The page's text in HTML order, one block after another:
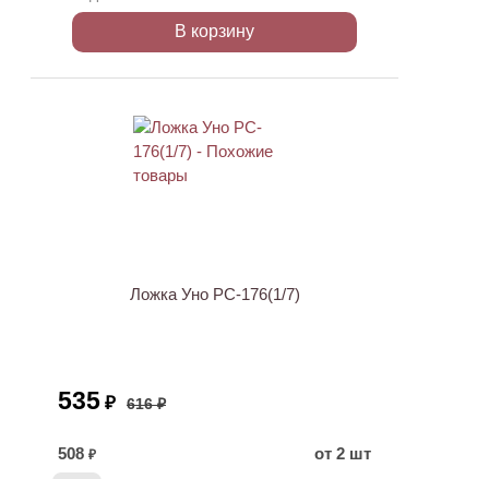
В корзину
Ложка Уно PC-176(1/7)
535 ₽ 616 ₽
508 ₽
от 2 шт